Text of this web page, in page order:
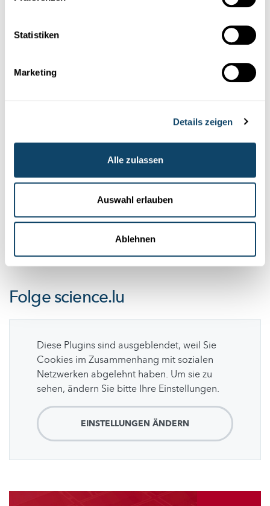
Statistiken
Marketing
Details zeigen
Alle zulassen
Auswahl erlauben
Ablehnen
Finance wurde bestätigt.
Folgescience.lu
Diese Plugins sind ausgeblendet, weil Sie
Cookies im Zusammenhang mit sozialen
Netzwerken abgelehnt haben. Um sie zu
sehen, ändern Sie bitte Ihre Einstellungen.
EINSTELLUNGEN ÄNDERN